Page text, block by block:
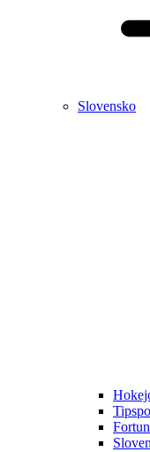
Slovensko